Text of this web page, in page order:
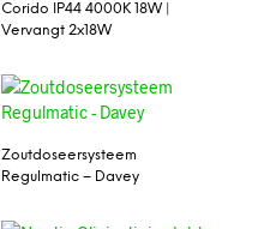
Corido IP44 4000K 18W |
Vervangt 2x18W
Zoutdoseersysteem
Regulmatic – Davey